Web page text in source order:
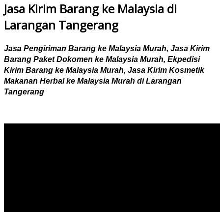
Jasa Kirim Barang ke Malaysia di
Larangan Tangerang
Jasa Pengiriman Barang ke Malaysia Murah, Jasa Kirim
Barang Paket Dokomen ke Malaysia Murah, Ekpedisi
Kirim Barang ke Malaysia Murah, Jasa Kirim Kosmetik
Makanan Herbal ke Malaysia Murah di Larangan
Tangerang